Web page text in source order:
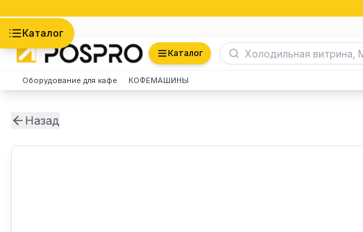
Каталог
Каталог
Оборудование для кафе КОФЕМАШИНЫ
Назад